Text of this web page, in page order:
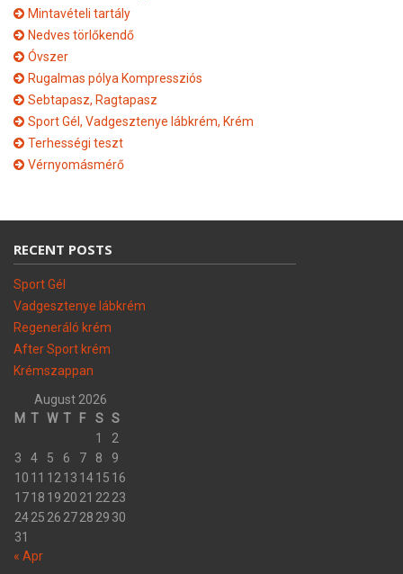
Mintavételi tartály
Nedves törlőkendő
Óvszer
Rugalmas pólya Kompressziós
Sebtapasz, Ragtapasz
Sport Gél, Vadgesztenye lábkrém, Krém
Terhességi teszt
Vérnyomásmérő
RECENT POSTS
Sport Gél
Vadgesztenye lábkrém
Regeneráló krém
After Sport krém
Krémszappan
August 2026
M T W T F S S
1
2
3
4 5 6 7 8
9
10 11 12 13 1415 16
1718 19 20 21 22 23
2425 26 2728 29 30
31
« Apr